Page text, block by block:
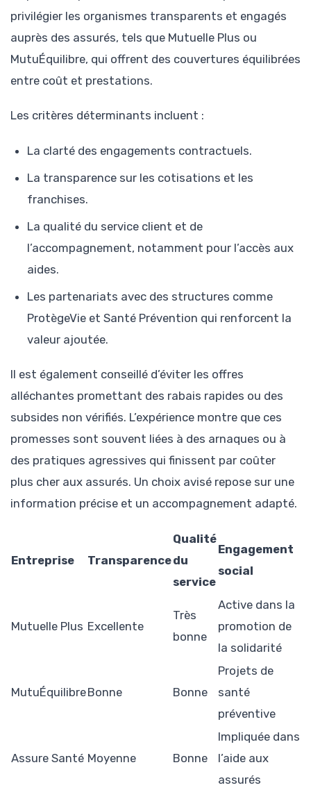
privilégier les organismes transparents et engagés
auprès des assurés, tels que Mutuelle Plus ou
MutuÉquilibre, qui offrent des couvertures équilibrées
entre coût et prestations.
Les critères déterminants incluent :
La clarté des engagements contractuels.
La transparence sur les cotisations et les
franchises.
La qualité du service client et de
l’accompagnement, notamment pour l’accès aux
aides.
Les partenariats avec des structures comme
ProtègeVie et Santé Prévention qui renforcent la
valeur ajoutée.
Il est également conseillé d’éviter les offres
alléchantes promettant des rabais rapides ou des
subsides non vérifiés. L’expérience montre que ces
promesses sont souvent liées à des arnaques ou à
des pratiques agressives qui finissent par coûter
plus cher aux assurés. Un choix avisé repose sur une
information précise et un accompagnement adapté.
Entreprise Transparence
Qualité
du
service
Engagement
social
Mutuelle Plus Excellente
Très
bonne
Active dans la
promotion de
la solidarité
MutuÉquilibreBonne Bonne
Projets de
santé
préventive
Assure Santé Moyenne Bonne
Impliquée dans
l’aide aux
assurés